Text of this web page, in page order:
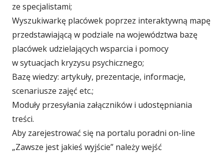
ze specjalistami;
Wyszukiwarkę placówek poprzez interaktywną mapę
przedstawiającą w podziale na województwa bazę
placówek udzielających wsparcia i pomocy
w sytuacjach kryzysu psychicznego;
Bazę wiedzy: artykuły, prezentacje, informacje,
scenariusze zajęć etc.;
Moduły przesyłania załączników i udostępniania
treści.
Aby zarejestrować się na portalu poradni on-line
„Zawsze jest jakieś wyjście” należy wejść